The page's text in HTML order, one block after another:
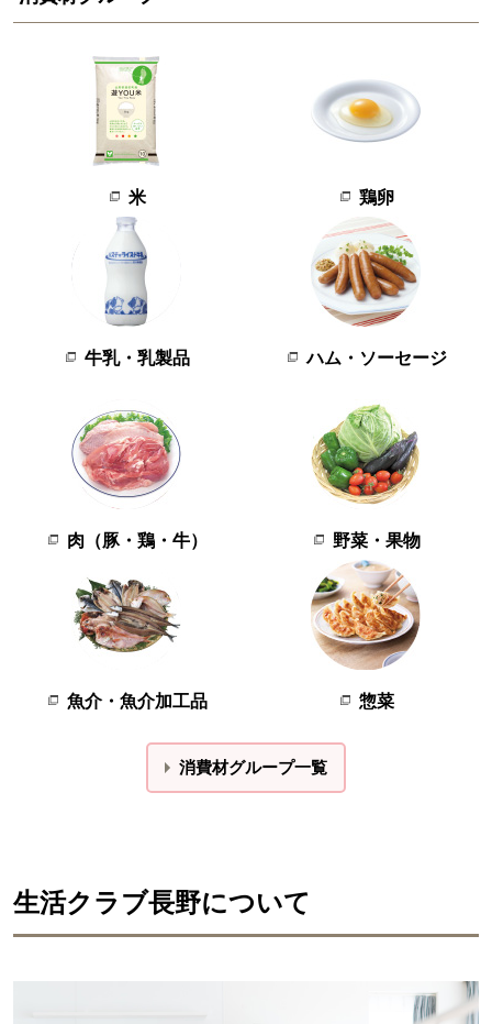
米 鶏卵
牛乳・乳製品 ハム・ソーセージ
肉（豚・鶏・牛） 野菜・果物
魚介・魚介加工品 惣菜
消費材グループ一覧
生活クラブ長野について